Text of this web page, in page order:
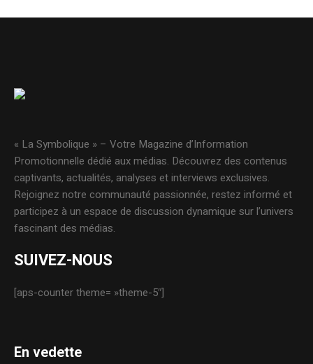
« La Symbolique » – Votre Magazine d’Information
Promotionnelle dédié aux médias. Découvrez des contenus
captivants, actualités, analyses et interviews exclusives.
Rejoignez notre communauté passionnée, restez informé et
participez à un espace de discussion dynamique sur l’univers
fascinant des médias.
SUIVEZ-NOUS
[aps-counter theme= »theme-5″]
En vedette